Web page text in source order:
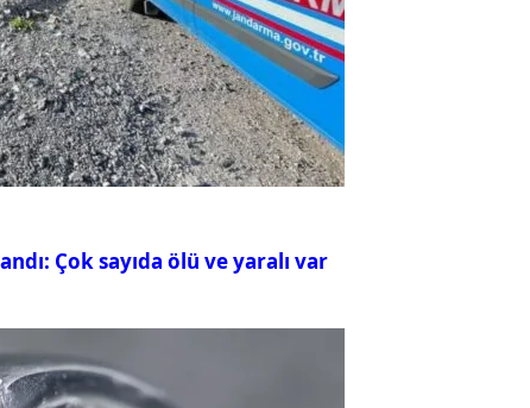
Çok sayıda ölü ve yaralı var